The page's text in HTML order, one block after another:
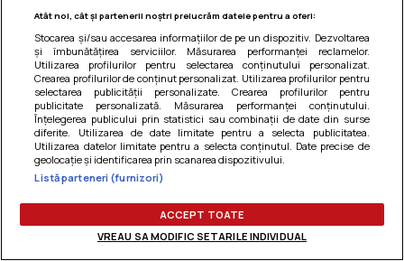
Termeni si conditii|Politica de cookies
Politica de
confidentialitate
Atât noi, cât și partenerii noștri prelucrăm datele pentru a oferi:
Stocarea și/sau accesarea informațiilor de pe un dispozitiv. Dezvoltarea
și îmbunătățirea serviciilor. Măsurarea performanței reclamelor.
Utilizarea profilurilor pentru selectarea conținutului personalizat.
Crearea profilurilor de conținut personalizat. Utilizarea profilurilor pentru
selectarea publicității personalizate. Crearea profilurilor pentru
publicitate personalizată. Măsurarea performanței conținutului.
Înțelegerea publicului prin statistici sau combinații de date din surse
diferite. Utilizarea de date limitate pentru a selecta publicitatea.
Utilizarea datelor limitate pentru a selecta conținutul. Date precise de
geolocație și identificarea prin scanarea dispozitivului.
Listă parteneri (furnizori)
ACCEPT TOATE
VREAU SA MODIFIC SETARILE INDIVIDUAL